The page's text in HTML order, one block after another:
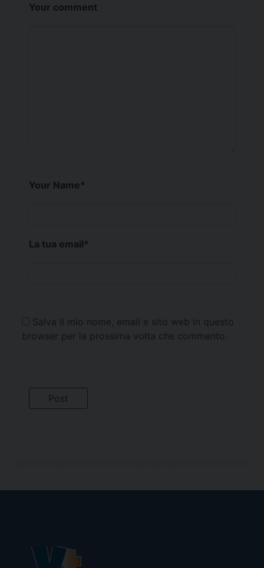
Your comment
Your Name*
La tua email*
Salva il mio nome, email e sito web in questo
browser per la prossima volta che commento.